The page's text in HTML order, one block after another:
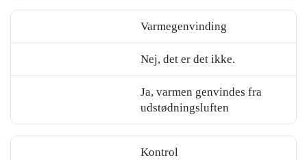
Varmegenvinding
Nej, det er det ikke.
Ja, varmen genvindes fra
udstødningsluften
Kontrol